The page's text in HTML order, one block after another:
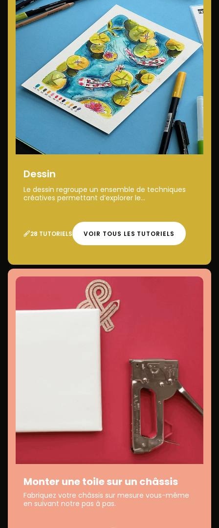
Dessin
Le dessin regroupe un ensemble de techniques
créatives permettant d’explorer le...
28 TUTORIELS VOIR TOUS LES TUTORIELS
Monter une toile sur un châssis
Fabriquez votre châssis sur mesure vous-même
en suivant notre pas à pas.